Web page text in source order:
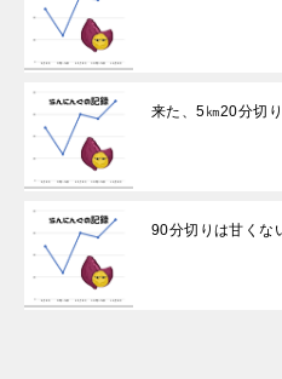
来た、5㎞20分切り
90分切りは甘くな